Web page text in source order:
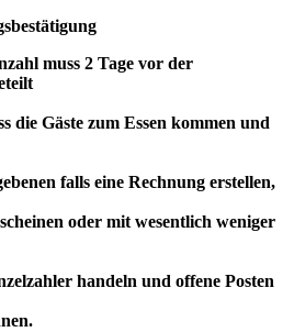
muss 2 Tage vor der
die Gäste zum Essen kommen und
falls eine Rechnung erstellen,
oder mit wesentlich weniger
handeln und offene Posten